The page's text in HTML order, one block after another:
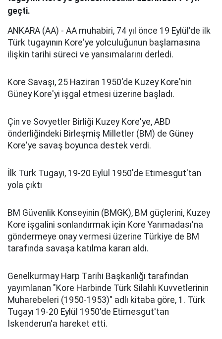
geçti.
ANKARA (AA) - AA muhabiri, 74 yıl önce 19 Eylül'de ilk
Türk tugayının Kore'ye yolculuğunun başlamasına
ilişkin tarihi süreci ve yansımalarını derledi.
Kore Savaşı, 25 Haziran 1950'de Kuzey Kore'nin
Güney Kore'yi işgal etmesi üzerine başladı.
Çin ve Sovyetler Birliği Kuzey Kore'ye, ABD
önderliğindeki Birleşmiş Milletler (BM) de Güney
Kore'ye savaş boyunca destek verdi.
İlk Türk Tugayı, 19-20 Eylül 1950'de Etimesgut'tan
yola çıktı
BM Güvenlik Konseyinin (BMGK), BM güçlerini, Kuzey
Kore işgalini sonlandırmak için Kore Yarımadası'na
göndermeye onay vermesi üzerine Türkiye de BM
tarafında savaşa katılma kararı aldı.
Genelkurmay Harp Tarihi Başkanlığı tarafından
yayımlanan "Kore Harbinde Türk Silahlı Kuvvetlerinin
Muharebeleri (1950-1953)" adlı kitaba göre, 1. Türk
Tugayı 19-20 Eylül 1950'de Etimesgut'tan
İskenderun'a hareket etti.